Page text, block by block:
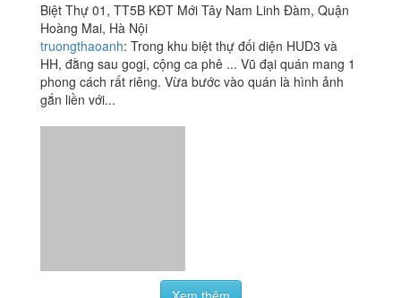
Biệt Thự 01, TT5B KĐT Mới Tây Nam Linh Đàm, Quận
Hoàng Mai, Hà Nội
truongthaoanh: Trong khu biệt thự đối diện HUD3 và
HH, đằng sau gogi, cộng ca phê ... Vũ đại quán mang 1
phong cách rất riêng. Vừa bước vào quán là hình ảnh
gắn liền với...